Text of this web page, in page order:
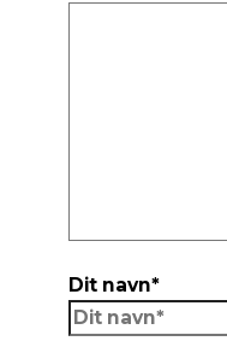
Dit navn*